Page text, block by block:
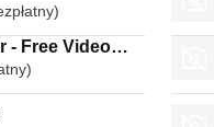
- Free Video